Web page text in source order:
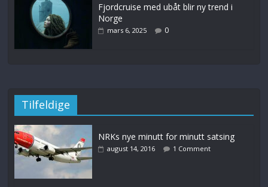
Fjordcruise med ubåt blir ny trend i
Norge
mars 6, 2025 0
Tilfeldige
NRKs nye minutt for minutt satsing
august 14, 2016 1 Comment